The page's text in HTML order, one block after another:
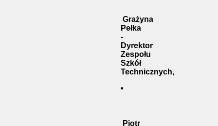
Grażyna
Pełka
-
Dyrektor
Zespołu
Szkół
Technicznych,
•
Piotr